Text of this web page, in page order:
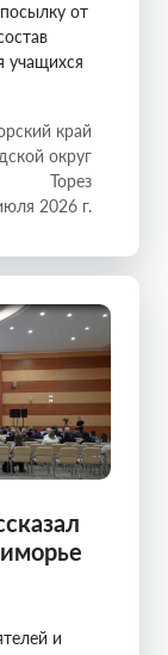
от
учащихся
край
округ
Торез
2026 г.
и